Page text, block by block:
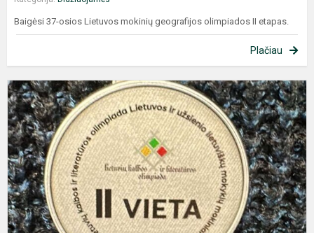
Baigėsi 37-osios Lietuvos mokinių geografijos olimpiados II etapas.
Plačiau